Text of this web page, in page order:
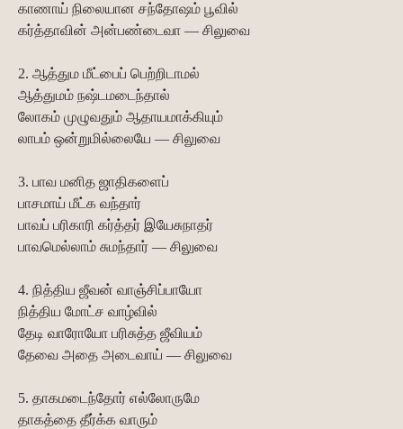
காணாய் நிலையான சந்தோஷம் பூவில்
கர்த்தாவின் அன்பண்டைவா — சிலுவை
2. ஆத்தும மீட்பைப் பெற்றிடாமல்
ஆத்துமம் நஷ்டமடைந்தால்
லோகம் முழுவதும் ஆதாயமாக்கியும்
லாபம் ஒன்றுமில்லையே — சிலுவை
3. பாவ மனித ஜாதிகளைப்
பாசமாய் மீட்க வந்தார்
பாவப் பரிகாரி கர்த்தர் இயேசுநாதர்
பாவமெல்லாம் சுமந்தார் — சிலுவை
4. நித்திய ஜீவன் வாஞ்சிப்பாயோ
நித்திய மோட்ச வாழ்வில்
தேடி வாரோயோ பரிசுத்த ஜீவியம்
தேவை அதை அடைவாய் — சிலுவை
5. தாகமடைந்தோர் எல்லோருமே
தாகத்தை தீர்க்க வாரும்